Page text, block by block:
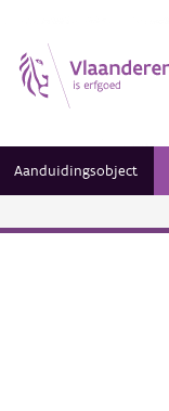
Aanduidingsobject